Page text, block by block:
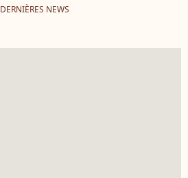
DERNIÈRES NEWS